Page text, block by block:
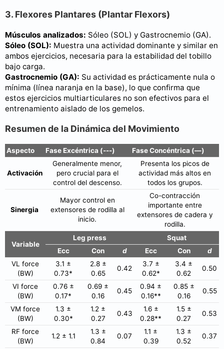
3. Flexores Plantares (Plantar Flexors)
Músculos analizados: Sóleo (SOL) y Gastrocnemio (GA).
Sóleo (SOL): Muestra una actividad dominante y similar en
ambos ejercicios, necesaria para la estabilidad del tobillo
bajo carga.
Gastrocnemio (GA): Su actividad es prácticamente nula o
mínima (línea naranja en la base), lo que confirma que
estos ejercicios multiarticulares no son efectivos para el
entrenamiento aislado de los gemelos.
Resumen de la Dinámica del Movimiento
Aspecto Fase Excéntrica (---) Fase Concéntrica (—)
Activación
Generalmente menor,
pero crucial para el
control del descenso.
Presenta los picos de
actividad más altos en
todos los grupos.
Sinergia
Mayor control en
extensores de rodilla al
inicio.
Co-contracción
importante entre
extensores de cadera y
rodilla.
Variable
Leg press
Squat
Ecc
Con d Ecc Con
d
VL force
(BW)
3.1 ±
0.73*
2.8 ±
0.65
0.42
3.7 ±
0.62*
3.4 ±
0.62
0.50
VI force
(BW)
0.76 ±
0.17*
0.69 ±
0.16
0.45
0.94 ±
0.16**
0.85 ±
0.16
0.55
VM force
(BW)
1.3 ±
0.30*
1.2 ±
0.27
0.43
1.6 ±
0.28**
1.5 ±
0.27
0.53
RF force
(BW)
1.2 ± 1.1
1.3 ±
0.84
0.07
1.1 ±
0.39
1.3 ±
0.52
0.37